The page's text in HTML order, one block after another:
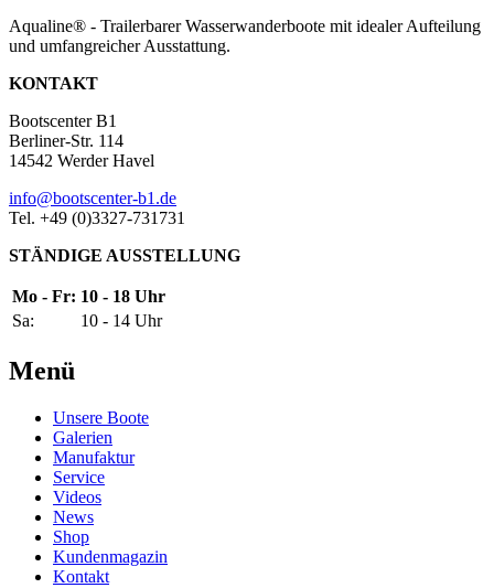
Aqualine® - Trailerbarer Wasserwanderboote mit idealer Aufteilung
und umfangreicher Ausstattung.
KONTAKT
Bootscenter B1
Berliner-Str. 114
14542 Werder Havel
info@bootscenter-b1.de
Tel. +49 (0)3327-731731
STÄNDIGE AUSSTELLUNG
Mo - Fr: 10 - 18 Uhr
Sa:
10 - 14 Uhr
Menü
Unsere Boote
Galerien
Manufaktur
Service
Videos
News
Shop
Kundenmagazin
Kontakt